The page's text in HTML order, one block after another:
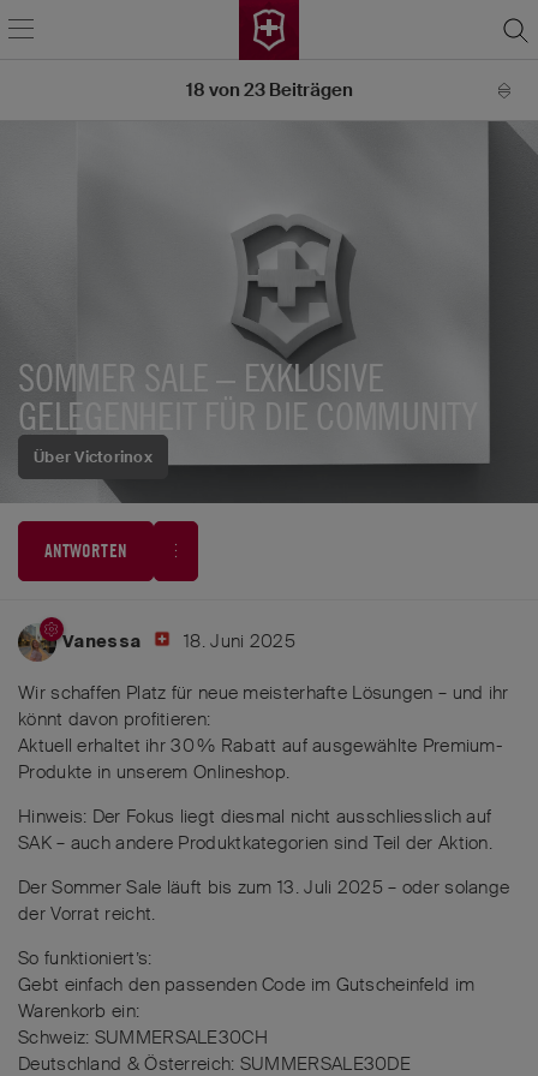
Über Victorinox
SOMMER SALE – EXKLUSIVE
GELEGENHEIT FÜR DIE COMMUNITY
ANTWORTEN
18 von 23Beiträgen
Vanessa 18. Juni 2025
Wir schaffen Platz für neue meisterhafte Lösungen – und ihr
könnt davon profitieren:
Aktuell erhaltet ihr 30 % Rabatt auf ausgewählte Premium-
Produkte in unserem Onlineshop.
Hinweis: Der Fokus liegt diesmal nicht ausschliesslich auf
SAK – auch andere Produktkategorien sind Teil der Aktion.
Der Sommer Sale läuft bis zum 13. Juli 2025 – oder solange
der Vorrat reicht.
So funktioniert’s:
Gebt einfach den passenden Code im Gutscheinfeld im
Warenkorb ein:
Schweiz: SUMMERSALE30CH
Deutschland & Österreich: SUMMERSALE30DE